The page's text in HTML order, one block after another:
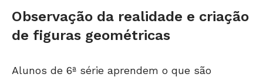
Observação da realidade e criação
de figuras geométricas
Alunos de 6ª série aprendem o que são